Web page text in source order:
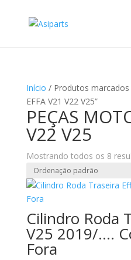
Início / Produtos marcados
EFFA V21 V22 V25”
PEÇAS
V22 V25
Mostrando todos os 8
Cilindro Roda
V25 2019/….
Fora